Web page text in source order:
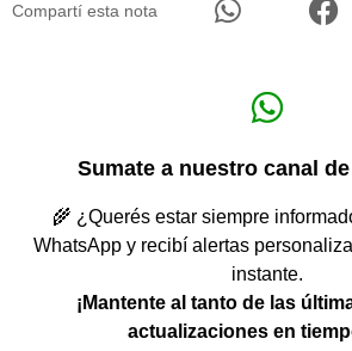
Compartí esta nota
Sumate a nuestro canal
🌾 ¿Querés estar siempre
WhatsApp y recibí alertas
instante.
¡Mantente al tanto de las
actualizaciones en